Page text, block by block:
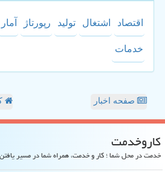
اقتصاد اشتغال تولید رپورتاژ آمار
خدمات
صفحه اخبار
كاروخدمت
خدمت در محل شما ؛ کار و خدمت، همراه شما در مسیر